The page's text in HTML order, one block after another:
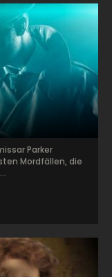
Parker
Mordfällen, die